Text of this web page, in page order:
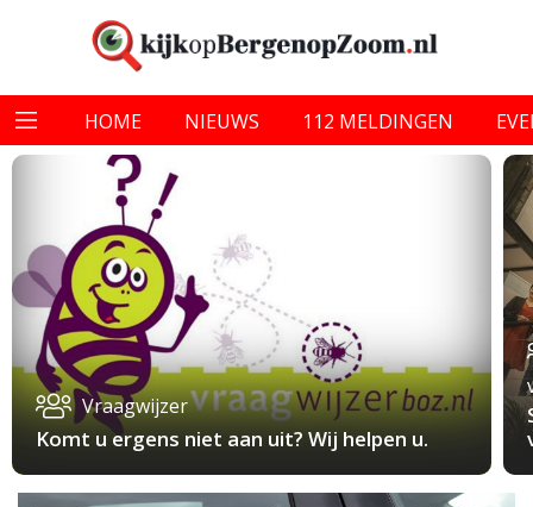
HOME NIEUWS 112 MELDINGEN
Vraagwijzer
Komt u ergens niet aan uit? Wij helpen u.